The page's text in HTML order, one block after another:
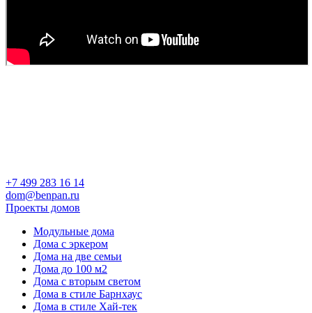
+7 499 283 16 14
dom@benpan.ru
Проекты домов
Модульные дома
Дома с эркером
Дома на две семьи
Дома до 100 м2
Дома с вторым светом
Дома в стиле Барнхаус
Дома в стиле Хай-тек